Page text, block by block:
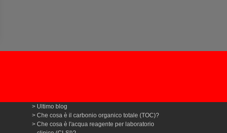
Ultimo blog
Che cosa è il carbonio organico totale (TOC)?
Che cosa è l'acqua reagente per laboratorio